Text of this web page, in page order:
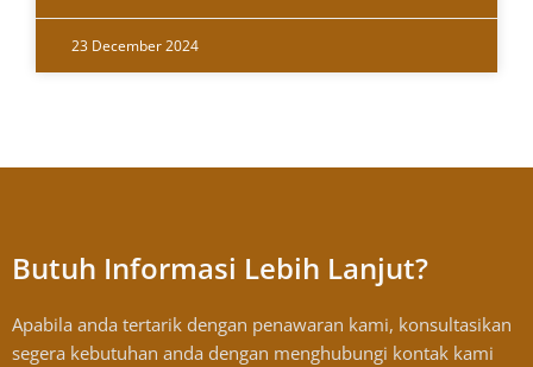
23 December 2024
Butuh Informasi Lebih Lanjut?
Apabila anda tertarik dengan penawaran kami, konsultasikan
segera kebutuhan anda dengan menghubungi kontak kami